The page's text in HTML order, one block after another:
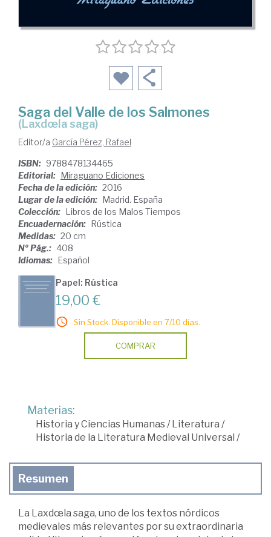
Saga del Valle de los Salmones
(Laxdœla saga)
Editor/a García Pérez, Rafael
ISBN: 9788478134465
Editorial: Miraguano Ediciones
Fecha de la edición: 2016
Lugar de la edición: Madrid. España
Colección: Libros de los Malos Tiempos
Encuadernación: Rústica
Medidas: 20 cm
Nº Pág.: 408
Idiomas: Español
Papel: Rústica
19,00 €
Sin Stock. Disponible en 7/10 días.
COMPRAR
Materias:
Historia y Ciencias Humanas/Literatura /
Historia de la Literatura Medieval Universal /
Resumen
La Laxdœla saga, uno de los textos nórdicos
medievales más relevantes por su extraordinaria